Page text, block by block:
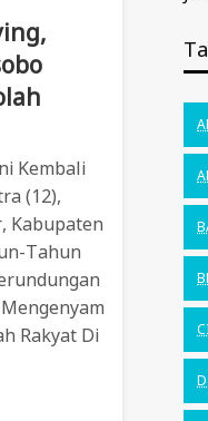
Kembali
(12),
Kabupaten
Tahun
Rakyat Di